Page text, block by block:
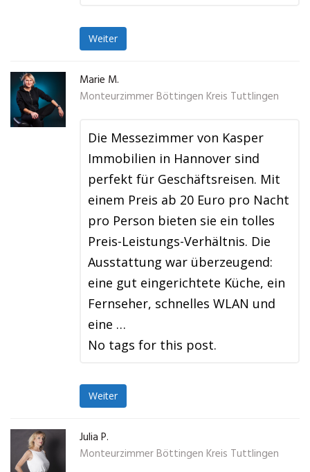
Weiter
Marie M.
Monteurzimmer Böttingen Kreis Tuttlingen
Die Messezimmer von Kasper
Immobilien in Hannover sind
perfekt für Geschäftsreisen. Mit
einem Preis ab 20 Euro pro Nacht
pro Person bieten sie ein tolles
Preis-Leistungs-Verhältnis. Die
Ausstattung war überzeugend:
eine gut eingerichtete Küche, ein
Fernseher, schnelles WLAN und
eine …
No tags for this post.
Weiter
Julia P.
Monteurzimmer Böttingen Kreis Tuttlingen